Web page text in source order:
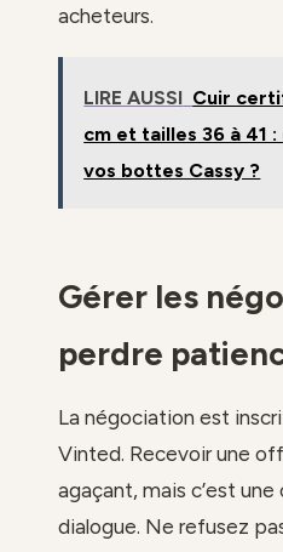
acheteurs.
LIRE AUSSI Cuir
cm et tailles 36 à 41
vos bottes Cassy ?
Gérer les
perdre
La négociation est
Vinted. Recevoir une
agaçant, mais c’est
dialogue. Ne refusez